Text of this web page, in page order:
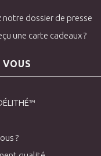
notre dossier de presse
une carte cadeaux ?
VOUS
?